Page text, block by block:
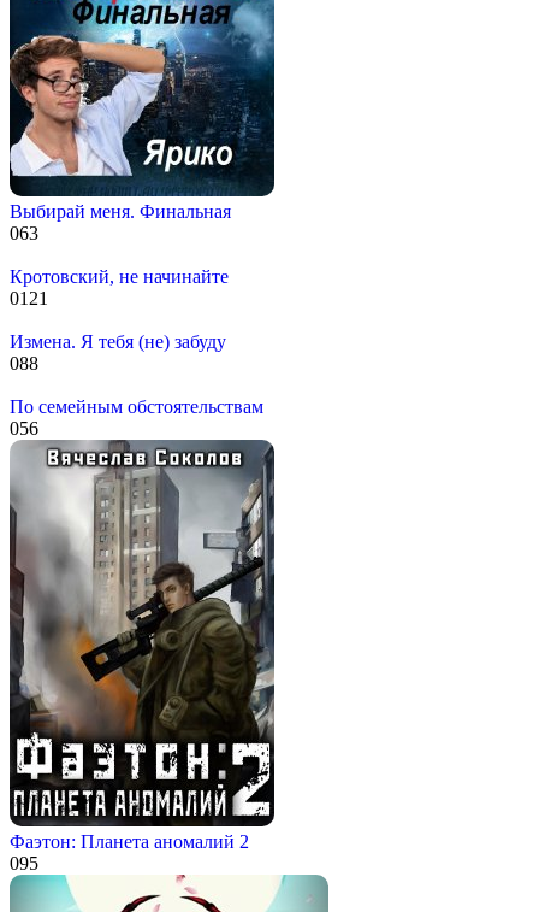
Выбирай меня. Финальная
063
Кротовский, не начинайте
0121
Измена. Я тебя (не) забуду
088
По семейным обстоятельствам
056
Фаэтон: Планета аномалий 2
095